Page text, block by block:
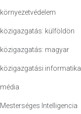
környezetvédelem
közigazgatás: külföldön
közigazgatás: magyar
közigazgatási informatika
média
Mesterséges Intelligencia